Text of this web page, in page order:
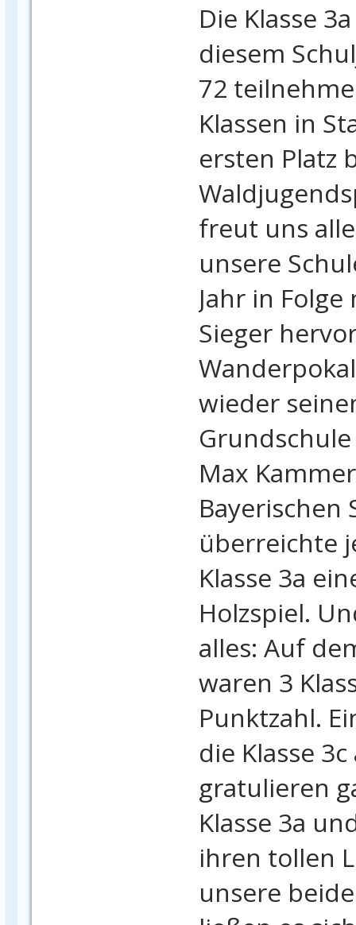
Die Klasse
diesem
72
Klassen in
ersten Platz
freut uns
unsere
Jahr in
Sieger
wieder
Max
Bayerischen
überreichte
Klasse 3a
Holzspiel.
alles: Auf
waren 3
Punktzahl.
die Klasse
gratulieren
Klasse 3a
ihren tollen
unsere